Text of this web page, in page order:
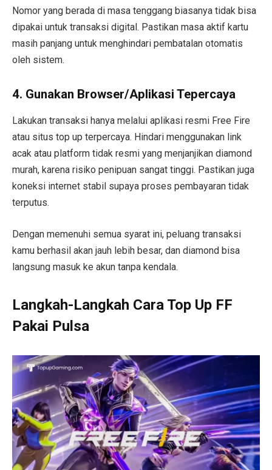
Nomor yang berada di masa tenggang biasanya tidak bisa
dipakai untuk transaksi digital. Pastikan masa aktif kartu
masih panjang untuk menghindari pembatalan otomatis
oleh sistem.
4. Gunakan Browser/Aplikasi Tepercaya
Lakukan transaksi hanya melalui aplikasi resmi Free Fire
atau situs top up terpercaya. Hindari menggunakan link
acak atau platform tidak resmi yang menjanjikan diamond
murah, karena risiko penipuan sangat tinggi. Pastikan juga
koneksi internet stabil supaya proses pembayaran tidak
terputus.
Dengan memenuhi semua syarat ini, peluang transaksi
kamu berhasil akan jauh lebih besar, dan diamond bisa
langsung masuk ke akun tanpa kendala.
Langkah-Langkah Cara Top Up FF
Pakai Pulsa